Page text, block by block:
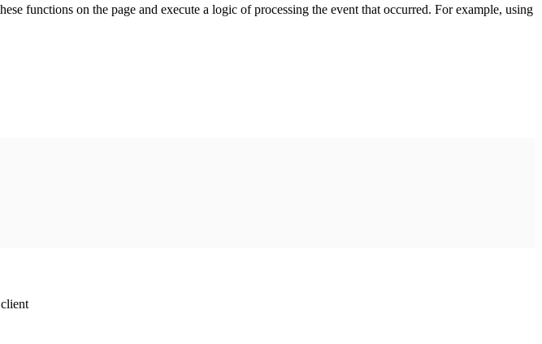
functions on the page and execute a logic of processing the event that occurred. For example, using